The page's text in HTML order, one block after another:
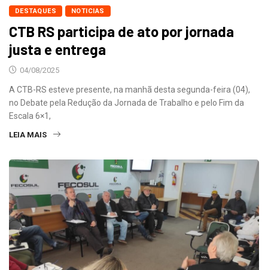
DESTAQUES NOTICIAS
CTB RS participa de ato por jornada
justa e entrega
04/08/2025
A CTB-RS esteve presente, na manhã desta segunda-feira (04),
no Debate pela Redução da Jornada de Trabalho e pelo Fim da
Escala 6×1,
LEIA MAIS